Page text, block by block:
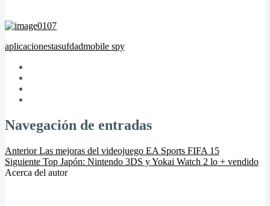
aplicacionestasufdadmobile spy
Navegación de entradas
Anterior Las mejoras del videojuego EA Sports FIFA 15
Siguiente Top Japón: Nintendo 3DS y Yokai Watch 2 lo + vendido
Acerca del autor